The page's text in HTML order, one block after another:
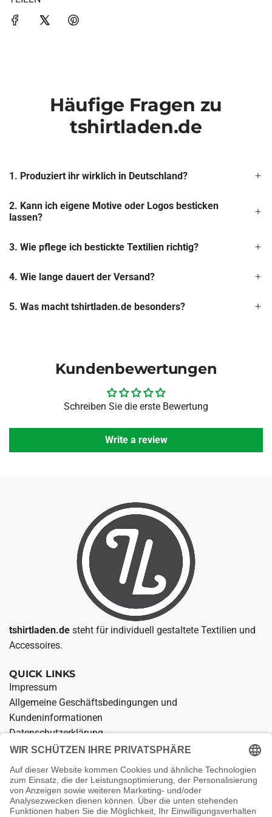
Häufige Fragen zu
tshirtladen.de
1. Produziert ihr wirklich in Deutschland?
2. Kann ich eigene Motive oder Logos besticken
lassen?
3. Wie pflege ich bestickte Textilien richtig?
4. Wie lange dauert der Versand?
5. Was macht tshirtladen.de besonders?
Kundenbewertungen
Schreiben Sie die erste Bewertung
Write a review
tshirtladen.de steht für individuell gestaltete Textilien und
Accessoires.
QUICK LINKS
Impressum
Allgemeine Geschäftsbedingungen und
Kundeninformationen
Datenschutzerklärung
Widerrufsrecht für den Verkauf von Waren
Kontakt
Vertrag widerrufen